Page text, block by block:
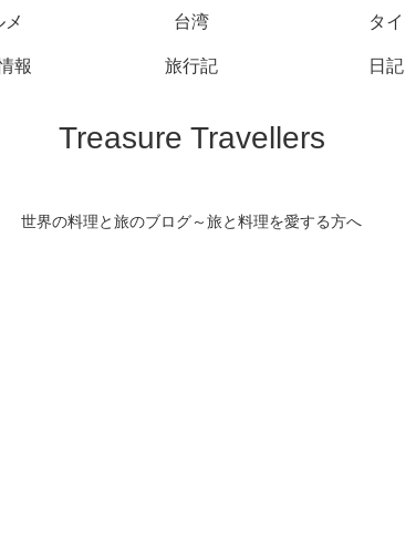
Treasure Travellers
世界の料理と旅のブログ～旅と料理を愛する方へ
メ 台湾 タイ
報 旅行記 日記